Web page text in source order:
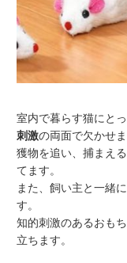
室内で暮らす猫にと
刺激の両面で欠かせま
獲物を追い、捕まえ
てます。
また、飼い主と一緒
す。
知的刺激のあるおも
立ちます。